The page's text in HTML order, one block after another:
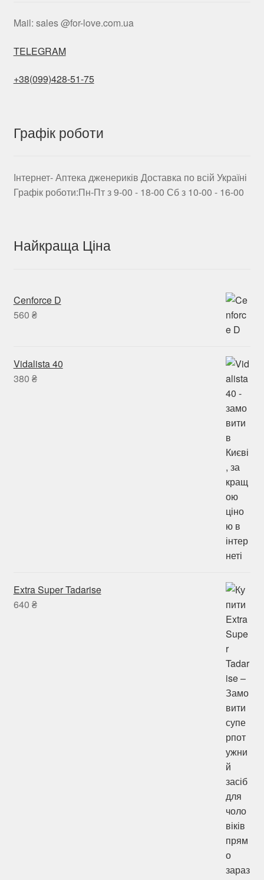
Mail: sales @for-love.com.ua
TELEGRAM
+38(099)428-51-75
Графік роботи
Інтернет- Аптека дженериків Доставка по всій Україні
Графік роботи:Пн-Пт з 9-00 - 18-00 Сб з 10-00 - 16-00
Найкраща Ціна
Cenforce D
560 ₴
Vidalista 40
380 ₴
Extra Super Tadarise
640 ₴